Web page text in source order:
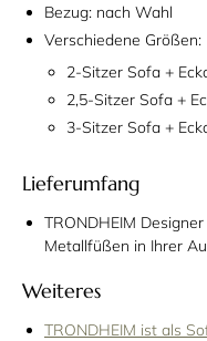
Bezug: nach Wahl
Verschiedene Größen:
2-Sitzer Sofa +
2,5-Sitzer Sofa +
3-Sitzer Sofa +
Lieferumfang
TRONDHEIM
Metallfüßen in Ihrer
Weiteres
TRONDHEIM ist als